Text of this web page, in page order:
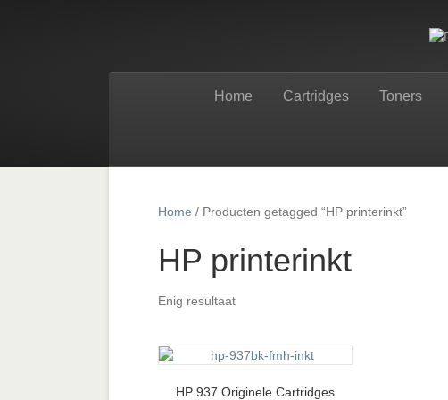
Home Cartridges Toners
Home / Producten getagged “HP printerinkt”
HP printerinkt
Enig resultaat
HP 937 Originele Cartridges